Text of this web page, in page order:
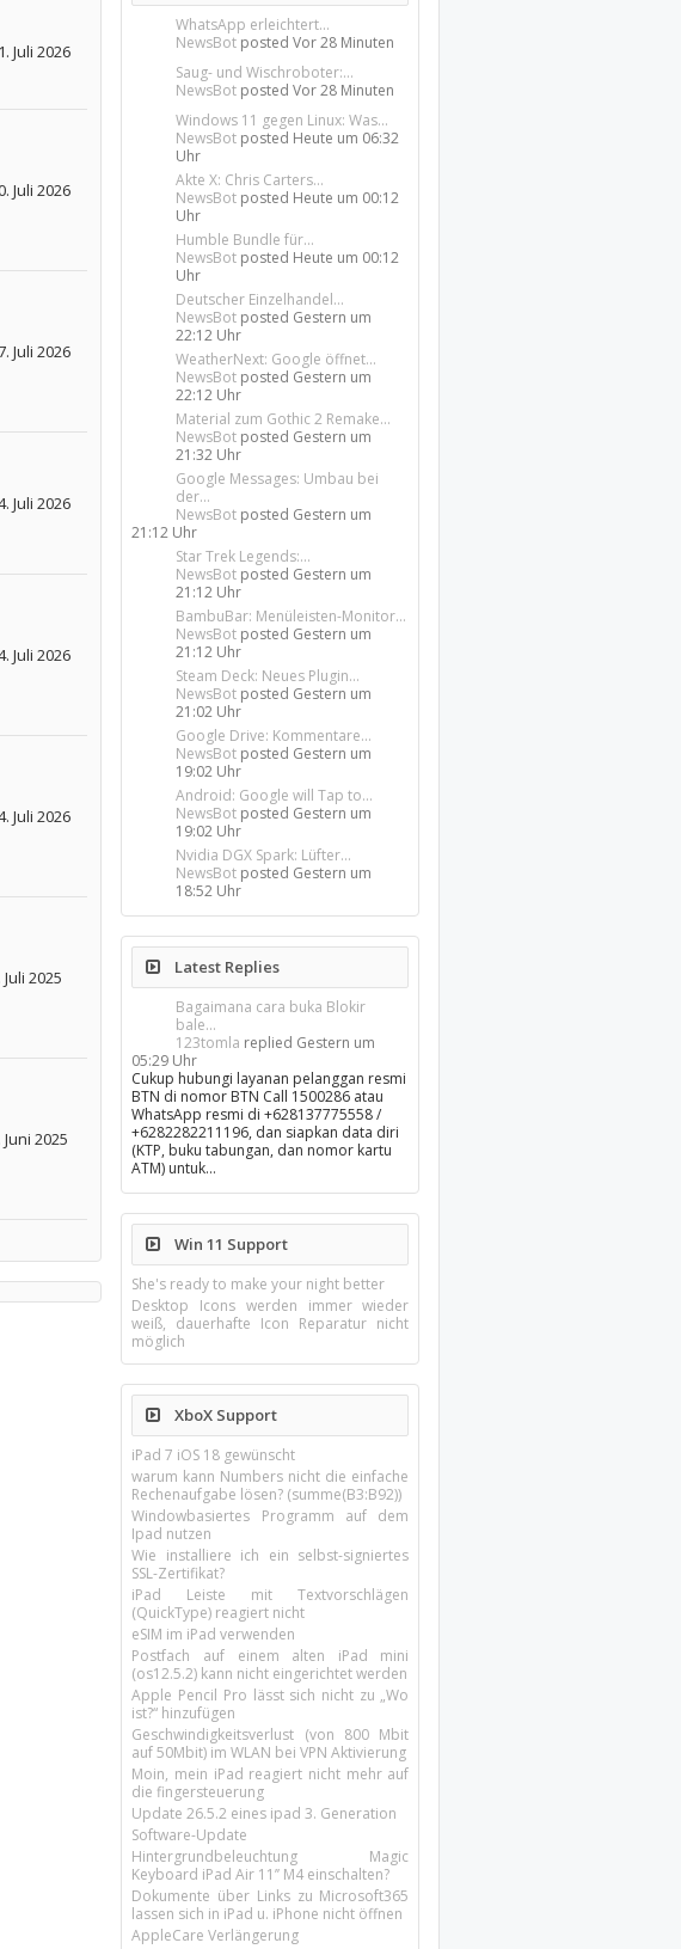
Juli 2026
Juli 2026
Juli 2026
Juli 2026
Juli 2026
Juli 2026
Juli 2025
Juni 2025
WhatsApp erleichtert...
NewsBot postedVor 28 Minuten
Saug- und Wischroboter:...
NewsBot postedVor 28 Minuten
Windows 11 gegen Linux: Was...
NewsBot posted Heute um 06:32
Uhr
Akte X: Chris Carters...
NewsBot posted Heute um 00:12
Uhr
Humble Bundle für...
NewsBot posted Heute um 00:12
Uhr
Deutscher Einzelhandel...
NewsBot posted Gestern um
22:12 Uhr
WeatherNext: Google öffnet...
NewsBot posted Gestern um
22:12 Uhr
Material zum Gothic 2 Remake...
NewsBot posted Gestern um
21:32 Uhr
Google Messages: Umbau bei
der...
NewsBot posted Gestern um
21:12 Uhr
Star Trek Legends:...
NewsBot posted Gestern um
21:12 Uhr
BambuBar: Menüleisten-Monitor...
NewsBot posted Gestern um
21:12 Uhr
Steam Deck: Neues Plugin...
NewsBot posted Gestern um
21:02 Uhr
Google Drive: Kommentare...
NewsBot posted Gestern um
19:02 Uhr
Android: Google will Tap to...
NewsBot posted Gestern um
19:02 Uhr
Nvidia DGX Spark: Lüfter...
NewsBot posted Gestern um
18:52 Uhr
Latest Replies
Bagaimana cara buka Blokir
bale...
123tomla replied Gestern um
05:29 Uhr
Cukup hubungi layanan pelanggan resmi
BTN di nomor BTN Call 1500286 atau
WhatsApp resmi di +628137775558 /
+6282282211196, dan siapkan data diri
(KTP, buku tabungan, dan nomor kartu
ATM) untuk…
Win 11 Support
She's ready to make your night better
Desktop Icons werden immer wieder
weiß, dauerhafte Icon Reparatur nicht
möglich
XboX Support
iPad 7 iOS 18 gewünscht
warum kann Numbers nicht die einfache
Rechenaufgabe lösen? (summe(B3:B92))
Windowbasiertes Programm auf dem
Ipad nutzen
Wie installiere ich ein selbst-signiertes
SSL-Zertifikat?
iPad Leiste mit Textvorschlägen
(QuickType) reagiert nicht
eSIM im iPad verwenden
Postfach auf einem alten iPad mini
(os12.5.2) kann nicht eingerichtet werden
Apple Pencil Pro lässt sich nicht zu „Wo
ist?“ hinzufügen
Geschwindigkeitsverlust (von 800 Mbit
auf 50Mbit) im WLAN bei VPN Aktivierung
Moin, mein iPad reagiert nicht mehr auf
die fingersteuerung
Update 26.5.2 eines ipad 3. Generation
Software-Update
Hintergrundbeleuchtung Magic
Keyboard iPad Air 11’’ M4 einschalten?
Dokumente über Links zu Microsoft365
lassen sich in iPad u. iPhone nicht öffnen
AppleCare Verlängerung